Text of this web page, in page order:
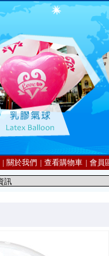
| 關於我們 | 查看購物車 | 會員